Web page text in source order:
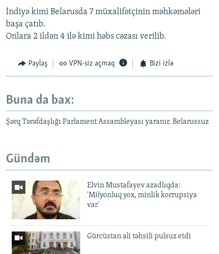
İndiyə kimi Belarusda 7 müxalifətçinin məhkəmələri
başa çatıb.
Onlara 2 ildən 4 ilə kimi həbs cəzası verilib.
Paylaş VPN-siz açmaq Bizi izlə
Buna da bax:
Şərq Tərəfdaşlığı Parlament Assambleyası yaranır. Belarussuz
Gündəm
Elvin Mustafayev azadlıqda:
'Milyonluq yox, minlik korrupsiya
var'
Gürcüstan ali təhsili pulsuz etdi